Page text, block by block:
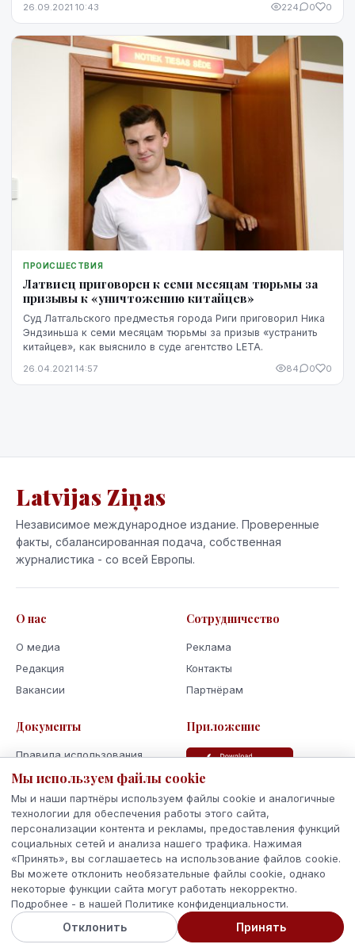
26.09.2021 10:43 224 0 0
ПРОИСШЕСТВИЯ
Латвиец приговорен к семи месяцам тюрьмы за
призывы к «уничтожению китайцев»
Суд Латгальского предместья города Риги приговорил Ника
Эндзиньша к семи месяцам тюрьмы за призыв «устранить
китайцев», как выяснило в суде агентство LETA.
26.04.2021 14:57 84 0 0
Latvijas Ziņas
Независимое международное издание. Проверенные
факты, сбалансированная подача, собственная
журналистика - со всей Европы.
О нас
О медиа
Редакция
Вакансии
Сотрудничество
Реклама
Контакты
Партнёрам
Документы
Правила использования
Политика
Использование cookie
Кодекс поведения и этики
Приложение
© 2026 Latvijas Ziņas. Все права защищены.
Сделано с
в Латвии
Мы используем файлы cookie
Мы и наши партнёры используем файлы cookie и аналогичные
технологии для обеспечения работы этого сайта,
персонализации контента и рекламы, предоставления функций
социальных сетей и анализа нашего трафика. Нажимая
«Принять», вы соглашаетесь на использование файлов cookie.
Вы можете отклонить необязательные файлы cookie, однако
некоторые функции сайта могут работать некорректно.
Подробнее - в нашей Политике конфиденциальности.
Отклонить Принять